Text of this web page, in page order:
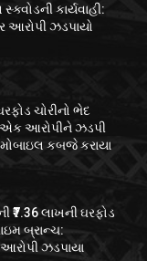
કાર્યવાહી:
આરોપી ઝડપાયો
ચોરીનો ભેદ
એક આરોપીને ઝડપી
કબજે કરાયા
₹7.36 લાખની ઘરફોડ
બ્રાન્ચ:
ઝડપાયા